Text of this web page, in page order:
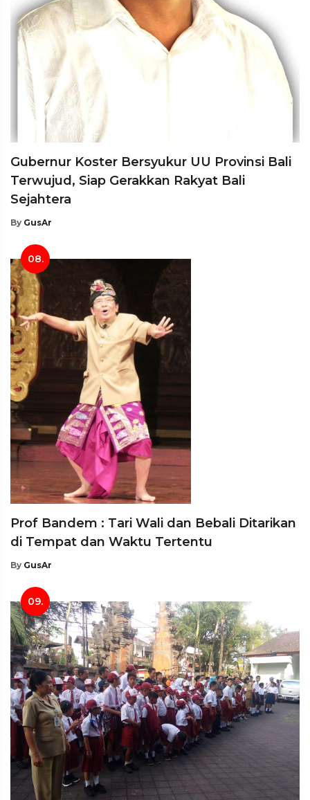
Gubernur Koster Bersyukur UU Provinsi Bali
Terwujud, Siap Gerakkan Rakyat Bali
Sejahtera
By GusAr
08.
Prof Bandem : Tari Wali dan Bebali Ditarikan
di Tempat dan Waktu Tertentu
By GusAr
09.